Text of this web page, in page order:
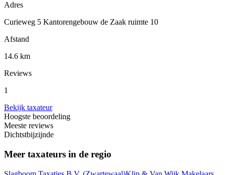
Adres
Curieweg 5 Kantorengebouw de Zaak ruimte 10
Afstand
14.6 km
Reviews
1
Bekijk taxateur
Hoogste beoordeling
Meeste reviews
Dichtstbijzijnde
Meer taxateurs in de regio